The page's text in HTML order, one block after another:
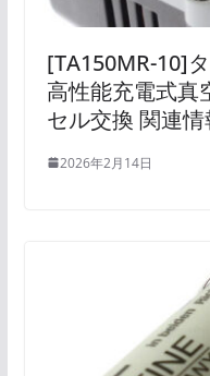
[TA150MR-10]
高性能充電式真
セル交換 関連情
2026年2月14日